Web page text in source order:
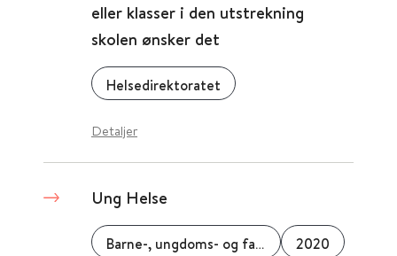
eller klasser i den utstrekning
skolen ønsker det
Helsedirektoratet
Detaljer
Ung Helse
Barne-, ungdoms- og familiedirektoratet (Bufdir) 2020